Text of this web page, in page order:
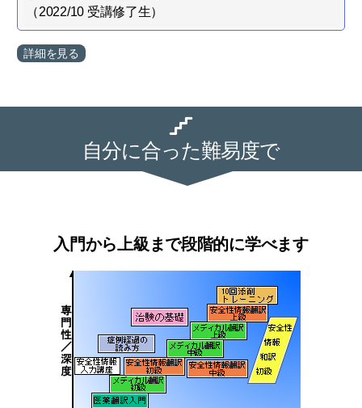
（2022/10 受講修了生）
詳細を見る
自分に合った難易度で
入門から上級まで段階的に学べます